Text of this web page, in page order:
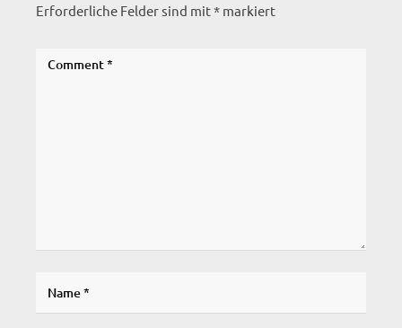
Erforderliche Felder sind mit* markiert